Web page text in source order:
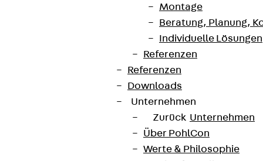
Montage
Beratung, Planung,
Individuelle Lösungen
Referenzen
Referenzen
Downloads
Unternehmen
Zurück Unternehmen
Über PohlCon
Werte & Philosophie